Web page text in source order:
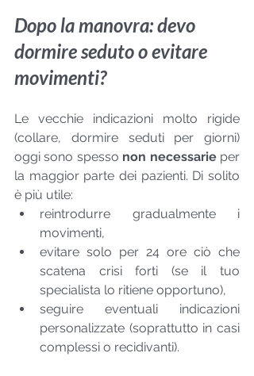
Dopo la manovra: devo
dormire seduto o evitare
movimenti?
Le vecchie indicazioni molto rigide
(collare, dormire seduti per giorni)
oggi sono spesso non necessarie per
la maggior parte dei pazienti. Di solito
è più utile:
reintrodurre gradualmente i
movimenti,
evitare solo per 24 ore ciò che
scatena crisi forti (se il tuo
specialista lo ritiene opportuno),
seguire eventuali indicazioni
personalizzate (soprattutto in casi
complessi o recidivanti).